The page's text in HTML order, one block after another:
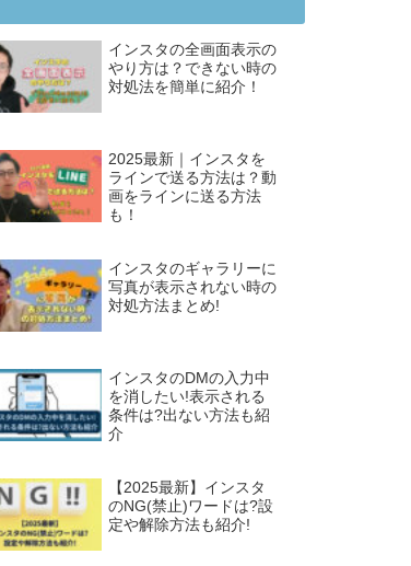
インスタの全画面表示の
やり方は？できない時の
対処法を簡単に紹介！
2025最新｜インスタを
ラインで送る方法は？動
画をラインに送る方法
も！
インスタのギャラリーに
写真が表示されない時の
対処方法まとめ!
インスタのDMの入力中
を消したい!表示される
条件は?出ない方法も紹
介
【2025最新】インスタ
のNG(禁止)ワードは?設
定や解除方法も紹介!